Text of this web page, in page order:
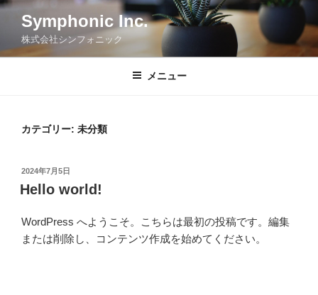
コ
ン
Symphonic Inc.
株式会社シンフォニック
メニュー
カテゴリー: 未分類
投
稿
日:
2024年7月5日
Hello world!
WordPress へようこそ。こちらは最初の投稿です。編集
または削除し、コンテンツ作成を始めてください。